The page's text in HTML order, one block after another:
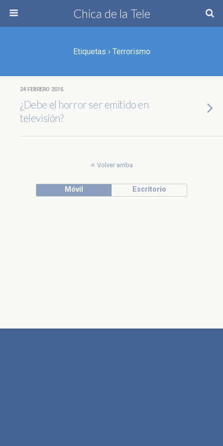
Chica de la Tele
Etiquetas › Terrorismo
24 FEBRERO 2015
¿Debe el horror ser emitido en
televisión?
Volver arriba
Móvil Escritorio